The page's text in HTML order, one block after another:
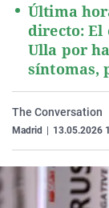
Última
directo: El
Ulla por
síntomas,
The Conversation
Madrid 13.05.2026